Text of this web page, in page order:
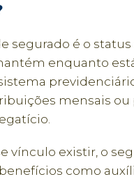
segurado é o status
enquanto
mensais ou
vínculo existir, o
como